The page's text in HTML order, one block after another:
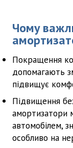
Чому
Покращення
допомагають
підвищує
Підвищення
амортизатори
автомобілем,
особливо на